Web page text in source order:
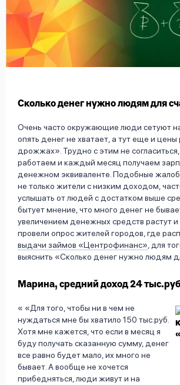
Сколько денег нужно людям для
Очень часто окружающие люди сетуют
опять денег не хватает, а тут еще и цены
дрожжах». Трудно с этим не
работаем и каждый месяц получаем
денежном эквиваленте. Подобные
не только жители с низким доходом,
услышать от людей с достатком выше
бытует мнение, что много денег не
увеличением денежных средств растут
провели опрос жителей городов, где
выдачи займов «Центрофинанс», для
выяснить «Сколько денег нужно людям
Марина, средний доход 24
«Для того, чтобы ни в чем не
нуждаться мне бы хватило 150 тыс.руб.
Хотя мне кажется, что если в месяц я
буду получать сказанную сумму, денег
все равно будет мало, их много не
бывает. А вообще не хочется
прибедняться, люди живут и на
Оформить заявку
Задать
вопрос
Ответы
на
вопросы
обработку
личных
данных